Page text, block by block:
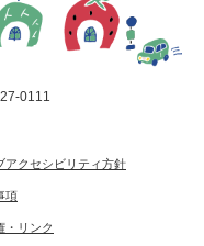
0111
アクセシビリティ方針
項
・リンク